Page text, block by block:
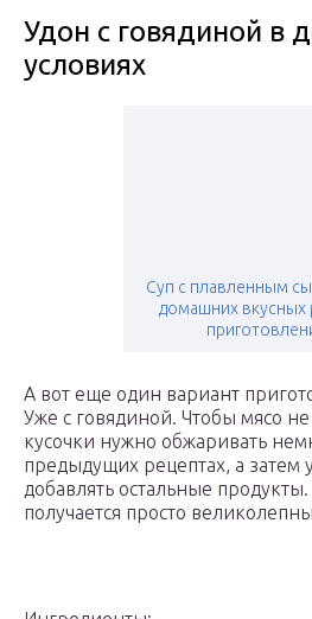
Удон с говядиной в
условиях
Суп с плавленным
домашних вкусных
А вот еще один вариант
Уже с говядиной. Чтобы мясо
кусочки нужно обжаривать
предыдущих рецептах, а затем
добавлять остальные
получается просто